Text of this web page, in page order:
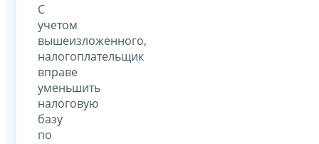
С
учетом
вышеизложенного,
налогоплательщик
вправе
уменьшить
налоговую
базу
по